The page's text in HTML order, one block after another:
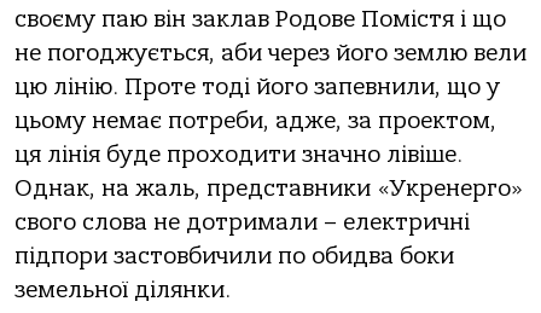
своєму паю він заклав Родове Помістя і що
не погоджується, аби через його землю вели
цю лінію. Проте тоді його запевнили, що у
цьому немає потреби, адже, за проектом,
ця лінія буде проходити значно лівіше.
Однак, на жаль, представники «Укренерго»
свого слова не дотримали – електричні
підпори застовбичили по обидва боки
земельної ділянки.